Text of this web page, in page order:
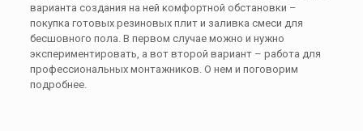
варианта создания на ней комфортной обстановки –
покупка готовых резиновых плит и заливка смеси для
бесшовного пола. В первом случае можно и нужно
экспериментировать, а вот второй вариант – работа для
профессиональных монтажников. О нем и поговорим
подробнее.